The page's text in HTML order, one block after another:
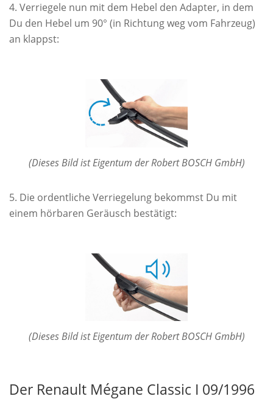
Verriegele nun mit dem Hebel den Adapter, in dem
Du den Hebel um 90° (in Richtung weg vom Fahrzeug)
an klappst:
(Dieses Bild ist Eigentum der Robert BOSCH GmbH)
Die ordentliche Verriegelung bekommst Du mit
einem hörbaren Geräusch bestätigt:
(Dieses Bild ist Eigentum der Robert BOSCH GmbH)
Der Renault Mégane Classic I 09/1996